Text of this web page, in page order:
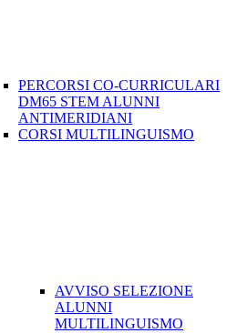
PERCORSI CO-CURRICULARI
DM65 STEM ALUNNI
ANTIMERIDIANI
CORSI MULTILINGUISMO
AVVISO SELEZIONE
ALUNNI
MULTILINGUISMO